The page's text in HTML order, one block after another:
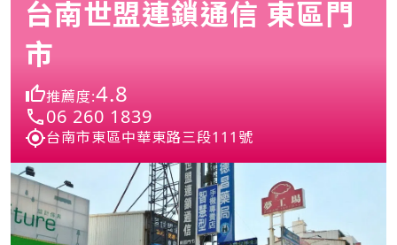
台南世盟連鎖通信 東區門
市
推薦度:4.8
06 260 1839
台南市東區中華東路三段111號